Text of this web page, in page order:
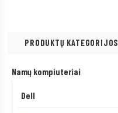
PRODUKTŲ KATEGORIJOS
Namų kompiuteriai
Dell